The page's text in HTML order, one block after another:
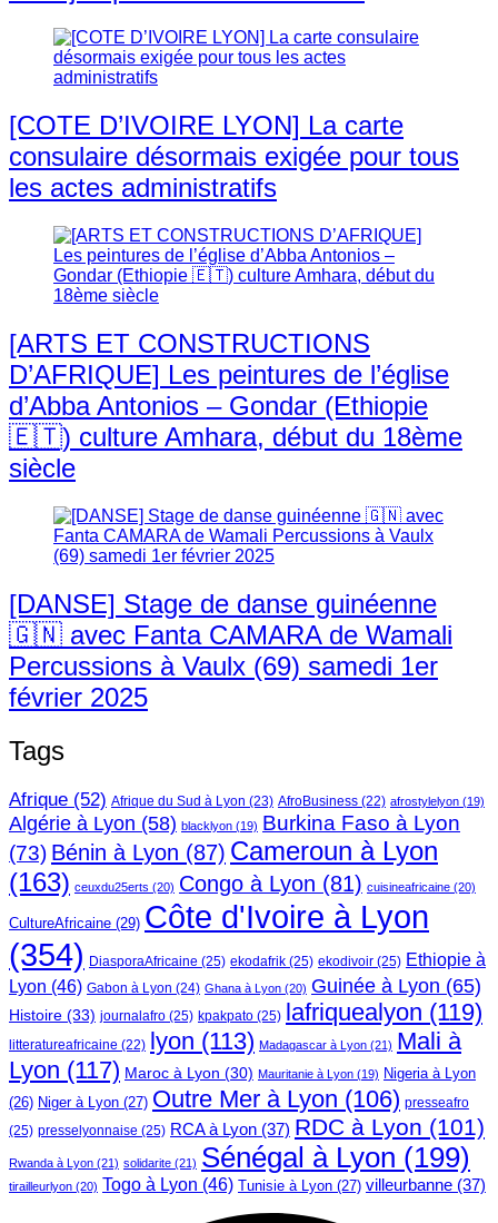
[COTE D’IVOIRE LYON] La carte
consulaire désormais exigée pour tous
les actes administratifs
[ARTS ET CONSTRUCTIONS
D’AFRIQUE] Les peintures de l’église
d’Abba Antonios – Gondar (Ethiopie
🇪🇹) culture Amhara, début du 18ème
siècle
[DANSE] Stage de danse guinéenne
🇬🇳 avec Fanta CAMARA de Wamali
Percussions à Vaulx (69) samedi 1er
février 2025
Tags
Afrique (52) Afrique du Sud à Lyon (23) AfroBusiness (22) afrostylelyon (19)
Algérie à Lyon (58) blacklyon (19) Burkina Faso à Lyon
(73) Bénin à Lyon (87) Cameroun à Lyon
(163) ceuxdu25erts (20) Congo à Lyon (81) cuisineafricaine (20)
CultureAfricaine (29) Côte d'Ivoire à Lyon
(354) DiasporaAfricaine (25) ekodafrik (25) ekodivoir (25) Ethiopie à
Lyon (46) Gabon à Lyon (24) Ghana à Lyon (20) Guinée à Lyon (65)
Histoire (33) journalafro (25) kpakpato (25) lafriquealyon (119)
litteratureafricaine (22) lyon (113) Madagascar à Lyon (21) Mali à
Lyon (117) Maroc à Lyon (30) Mauritanie à Lyon (19) Nigeria à Lyon
(26) Niger à Lyon (27) Outre Mer à Lyon (106) presseafro
(25) presselyonnaise (25) RCA à Lyon (37) RDC à Lyon (101)
Rwanda à Lyon (21) solidarite (21) Sénégal à Lyon (199)
tirailleurlyon (20) Togo à Lyon (46) Tunisie à Lyon (27) villeurbanne (37)